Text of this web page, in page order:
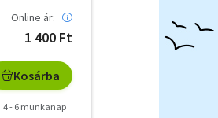
Online ár:
1 400 Ft
Kosárba
4 - 6 munkanap